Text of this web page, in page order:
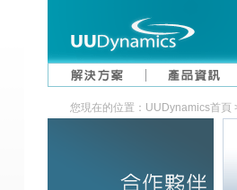
您現在的位置：UUDynamics首頁